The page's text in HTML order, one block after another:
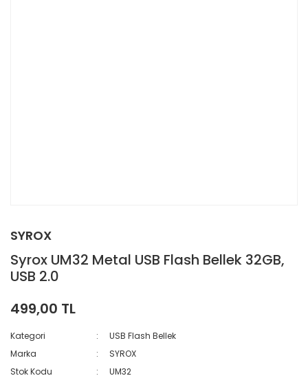
SYROX
Syrox UM32 Metal USB Flash Bellek 32GB,
USB 2.0
499,00 TL
Kategori
USB Flash Bellek
Marka
SYROX
Stok Kodu
UM32